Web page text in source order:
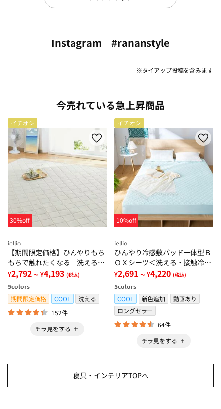
Instagram #rananstyle
※タイアップ投稿を含みます
今売れている急上昇商品
イチオシ
30%off
iellio
【期間限定価格】ひんやりもち
もちで触れたくなる 洗えるラ
グ＜低反発・滑りにくい・接触
冷感・防ダニ・カーペット＞
¥2,792 ～ ¥4,193 (税込)
5colors
期間限定価格
COOL
洗える
152件
チラ見をする
イチオシ
10%off
iellio
ひんやり冷感敷パッド一体型Ｂ
ＯＸシーツ＜洗える・接触冷
感・抗菌防臭・時短・家事楽・
ボックスシーツ・寝苦しさ対策
＞
¥2,691 ～ ¥4,220 (税込)
5colors
COOL
新色追加
動画あり
ロングセラー
64件
チラ見をする
寝具・インテリアTOPへ